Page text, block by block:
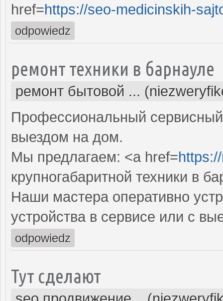
href=https://seo-medicinskih-
odpowiedz
ремонт техники в барнауле
ремонт бытовой ...
Профессиональный
выездом на дом.
Мы предлагаем: <a href=
крупногабаритной техники в
Наши мастера оперативно
устройства в сервисе или с
odpowiedz
Тут сделают